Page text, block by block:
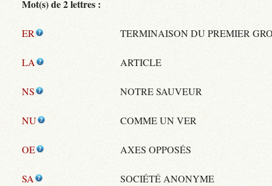
Mot(s) de 2 lettres :
ER TERMINAISON DU PREMIER
LA ARTICLE
NS NOTRE SAUVEUR
NU COMME UN VER
OE AXES OPPOSÉS
SA SOCIÉTÉ ANONYME